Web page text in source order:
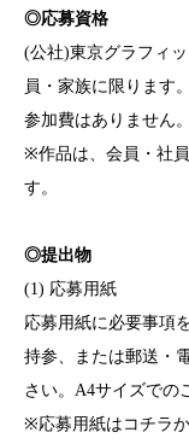
◎応募資格
(公社)東京グラフィ
員・家族に限ります。
参加費はありません。
※作品は、会員・社
す。
◎提出物
(1) 応募用紙
応募用紙に必要事項
持参、または郵送・
さい。A4サイズでの
※応募用紙はコチラ